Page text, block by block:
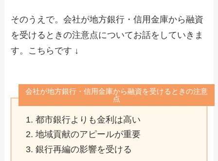
そのうえで。会社が地方銀行・信用金庫から融資
を受けるときの注意点についてお話をしていきま
す。こちらです ↓
会社が地方銀行・信用金庫から融資を受けるときの注意
点
都市銀行よりも金利は高い
地域貢献のアピールが重要
銀行再編の影響を受ける